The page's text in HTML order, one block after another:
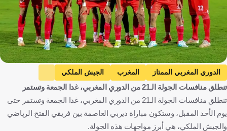
الدوري المغربي الممتاز المغرب
الجيش الملكي
الفتح الرباطي
كرة قدمتنطلق منافسات الجولة الـ21 من الدوري المغربي، غدا الجمعة وتستمر
تنطلق منافسات الجولة الـ21 من الدوري المغربي، غدا الجمعة وتستمر حتى
يوم الأحد المقبل، وستكون مباراة ديربي العاصمة بين فريقي الفتح الرياضي
والجيش الملكي، هي أبرز مواجهات هذه الجولة.